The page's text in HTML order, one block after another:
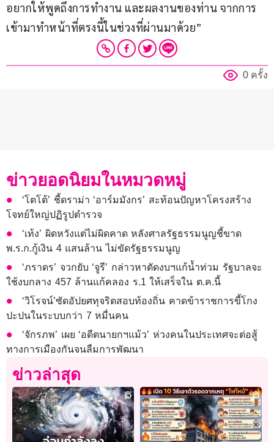
อยากให้พูดถึงการทำงาน และผลงานของท่าน จากการ
เข้ามาทำหน้าที่ตรงนี้ในช่วงที่ผ่านมาด้วย”
0 ครั้ง
ข่าวยอดนิยมในหมวดหมู่
‘โตโต้’ ชี้ดราม่า ‘อาร์มมังกร’ สะท้อนปัญหาโครงสร้าง
โจทย์ใหญ่ปฏิรูปตำรวจ
‘เท้ง’ ผิดหวังแต่ไม่ผิดคาด หลังศาลรัฐธรรมนูญชี้ขาด
พ.ร.ก.กู้เงิน 4 แสนล้าน ไม่ขัดรัฐธรรมนูญ
‘ภราดร’ จวกยับ​ ‘จูรี​’ ​กล่าวหาตัดงบฯแก้น้ำท่วม​ รัฐบาลจะ
ใช้งบกลาง​ 457 ล้าน​แก้คลอง ร.1 ให้เสร็จใน ต.ค.นี้
‘วิโรจน์’ซัดอัปยศทุจริตสอบท้องถิ่น คาดข้าราชการขี้โกง
ปะปนในระบบกว่า 7 หมื่นคน
‘จักรภพ’ เผย ‘อดีตนายกฯแม้ว’ ห่วงคนในประเทศจะต่อสู้
ทางการเมืองกันจนลืมการพัฒนา
ข่าวล่าสุด